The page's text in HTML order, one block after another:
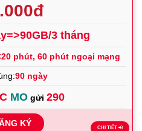
3 tháng
phút, 60 phút ngoại mạng
90 ngày
MO gửi 290
KÝ CHI TIẾT